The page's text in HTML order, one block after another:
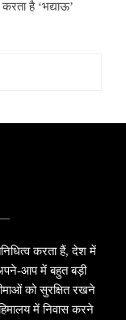
है ‘भद्याऊ’
करता हैं, देश में
आप में बहुत बड़ी
को सुरक्षित रखने
में निवास करने